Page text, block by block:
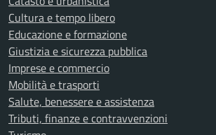
Cultura e tempo libero
Educazione e formazione
Giustizia e sicurezza pubblica
Imprese e commercio
Mobilità e trasporti
Salute, benessere e assistenza
Tributi, finanze e contravvenzioni